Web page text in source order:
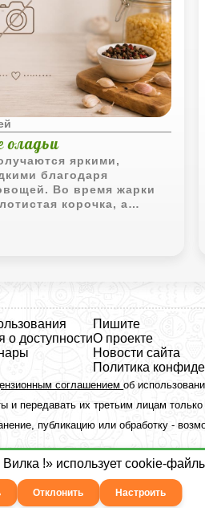
оладьи
яркими,
благодаря
Во время жарки
корочка, а
нежными и сочными.
о доступности
Пишите
О проекте
Новости сайта
Политика
соглашениемоб
передавать их третьим лицам
публикацию или обработку -
!» использует cookie-
Отклонить Настроить